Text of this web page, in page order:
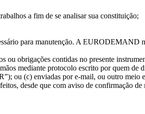
a fim de se analisar sua constituição;
para manutenção. A EURODEMAND
ou obrigações contidas no presente
mediante protocolo escrito por quem de
ou (c) enviadas por e-mail, ou outro meio
desde que com aviso de confirmação